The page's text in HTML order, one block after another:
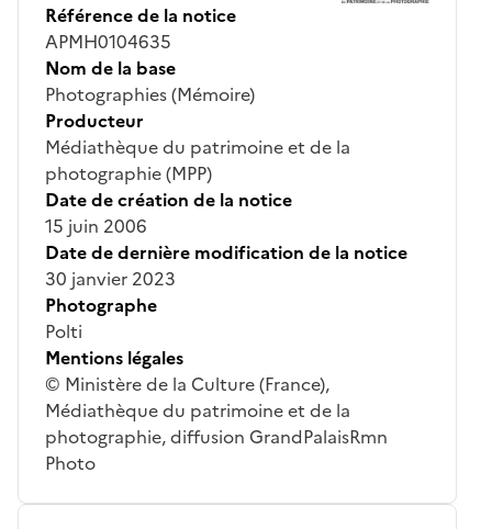
Référence de la notice
APMH0104635
Nom de la base
Photographies (Mémoire)
Producteur
Médiathèque du patrimoine et de la
photographie (MPP)
Date de création de la notice
15 juin 2006
Date de dernière modification de la notice
30 janvier 2023
Photographe
Polti
Mentions légales
© Ministère de la Culture (France),
Médiathèque du patrimoine et de la
photographie, diffusion GrandPalaisRmn
Photo